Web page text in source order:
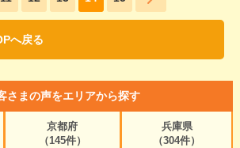
へ戻る
さまの声をエリアから探す
京都府
（145件）
兵庫県
（304件）